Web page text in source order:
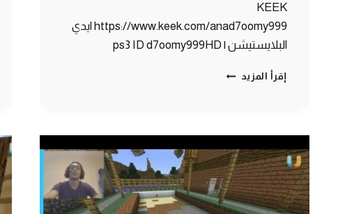
KEEK
https://www.keek.com/anad7oomy999 ايدي
البلايستيشن | ps3 ID d7oomy999HD
إقرأ المزيد ماين
|
78#
MINECRAFT
: